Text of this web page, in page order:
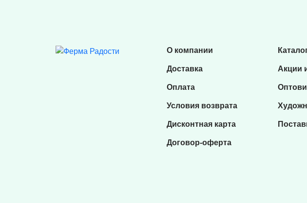
О компании
Доставка
Оплата
Условия возврата
Дисконтная карта
Договор-оферта
Акции